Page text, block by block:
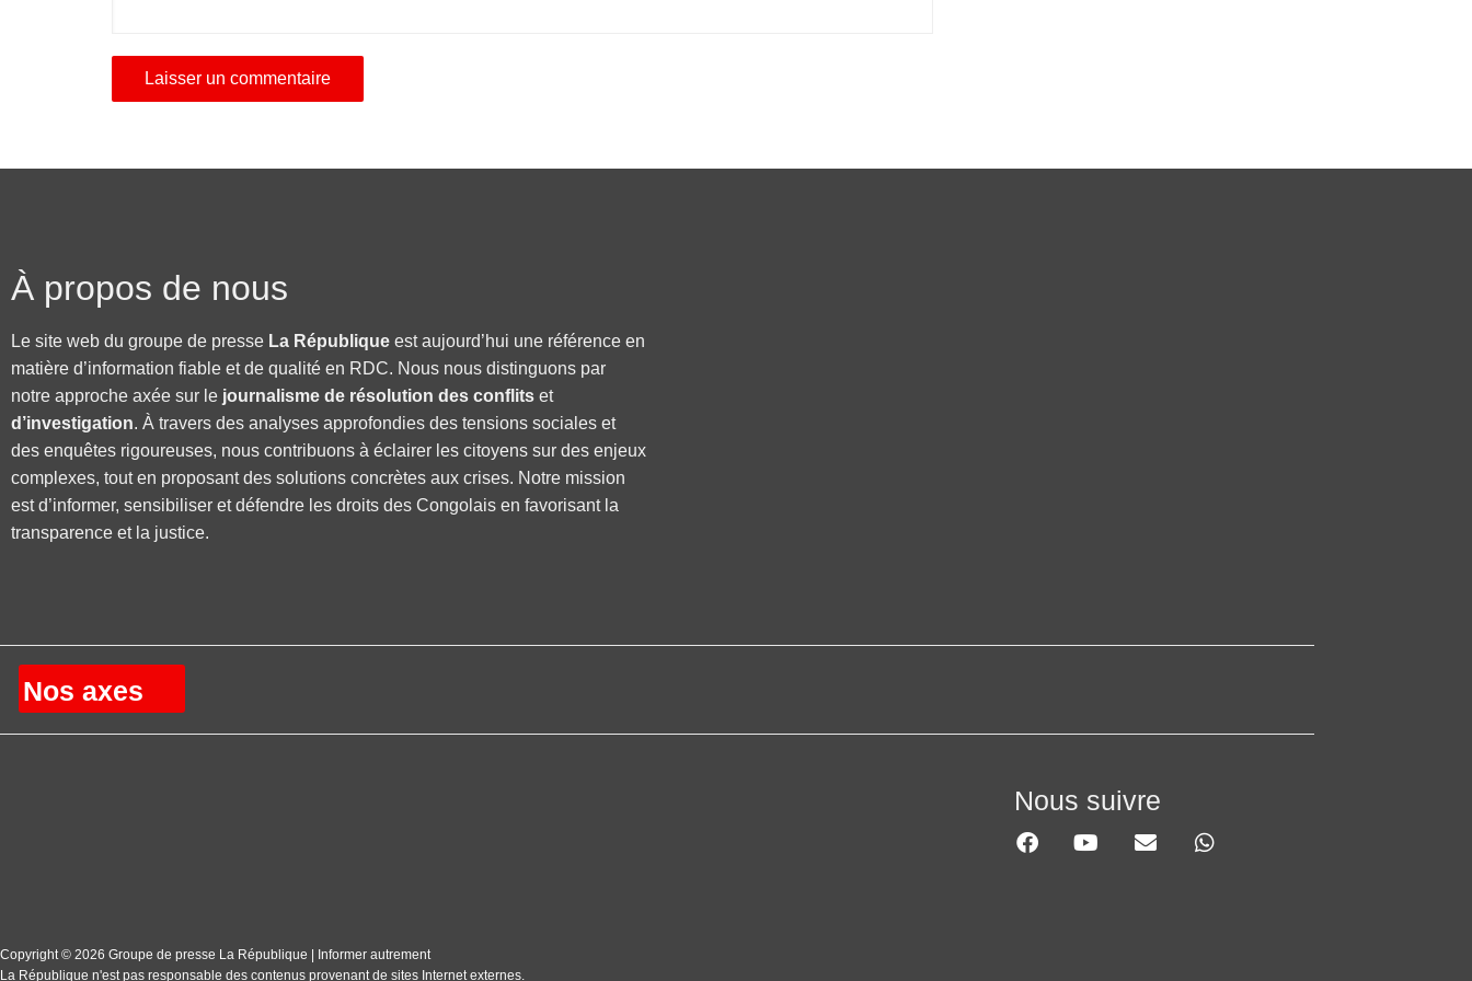
À propos de nous
Le site web du groupe de presse La République est aujourd’hui une référence en
matière d’information fiable et de qualité en RDC. Nous nous distinguons par
notre approche axée sur le journalisme de résolution des conflits et
d’investigation. À travers des analyses approfondies des tensions sociales et
des enquêtes rigoureuses, nous contribuons à éclairer les citoyens sur des enjeux
complexes, tout en proposant des solutions concrètes aux crises. Notre mission
est d’informer, sensibiliser et défendre les droits des Congolais en favorisant la
transparence et la justice.
Nos axes
Nous suivre
Copyright © 2026 Groupe de presse La République | Informer autrement
La République n'est pas responsable des contenus provenant de sites Internet externes.